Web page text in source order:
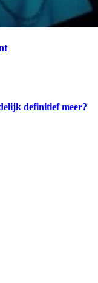
definitief meer?